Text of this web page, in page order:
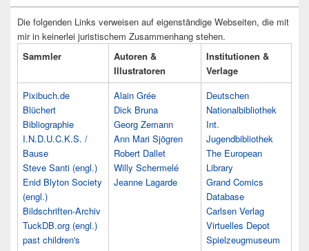
Die folgenden Links verweisen auf eigenständige Webseiten, die mit
mir in keinerlei juristischem Zusammenhang stehen.
Sammler
Autoren &
Illustratoren
Institutionen &
Verlage
Pixibuch.de
Blüchert
Bibliographie
I.N.D.U.C.K.S. /
Bause
Steve Santi (engl.)
Enid Blyton Society
(engl.)
Bildschriften-Archiv
TuckDB.org (engl.)
past children's
Alain Grée
Dick Bruna
Georg Zemann
Ann Mari Sjögren
Robert Dallet
Willy Schermelé
Jeanne Lagarde
Deutschen
Nationalbibliothek
Int.
Jugendbibliothek
The European
Library
Grand Comics
Database
Carlsen Verlag
Virtuelles Depot
Spielzeugmuseum